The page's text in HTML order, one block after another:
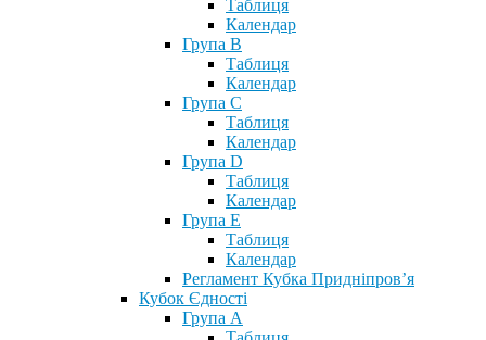
Таблиця
Календар
Група В
Таблиця
Календар
Група С
Таблиця
Календар
Група D
Таблиця
Календар
Група Е
Таблиця
Календар
Регламент Кубка Придніпров’я
Кубок Єдності
Група А